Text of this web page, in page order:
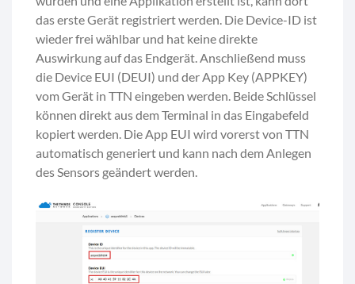
das erste Gerät registriert werden. Die Device-ID ist
wieder frei wählbar und hat keine direkte
Auswirkung auf das Endgerät. Anschließend muss
die Device EUI (DEUI) und der App Key (APPKEY)
vom Gerät in TTN eingeben werden. Beide Schlüssel
können direkt aus dem Terminal in das Eingabefeld
kopiert werden. Die App EUI wird vorerst von TTN
automatisch generiert und kann nach dem Anlegen
des Sensors geändert werden.